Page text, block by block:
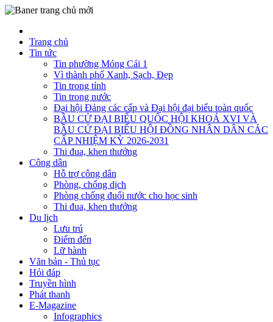
Trang chủ
Tin tức
Tin phường Móng Cái 1
Vì thành phố Xanh, Sạch, Đẹp
Tin trong tỉnh
Tin trong nước
Đại hội Đảng các cấp và Đại hội đại biểu toàn quốc
BẦU CỬ ĐẠI BIỂU QUỐC HỘI KHOÁ XVI VÀ
BẦU CỬ ĐẠI BIỂU HỘI ĐỒNG NHÂN DÂN CÁC
CẤP NHIỆM KỲ 2026-2031
Thi đua, khen thưởng
Công dân
Hỗ trợ công dân
Phòng, chống dịch
Phòng chống đuối nước cho học sinh
Thi đua, khen thưởng
Du lịch
Lưu trú
Điểm đến
Lữ hành
Văn bản - Thủ tục
Hỏi đáp
Truyền hình
Phát thanh
E-Magazine
Infographics